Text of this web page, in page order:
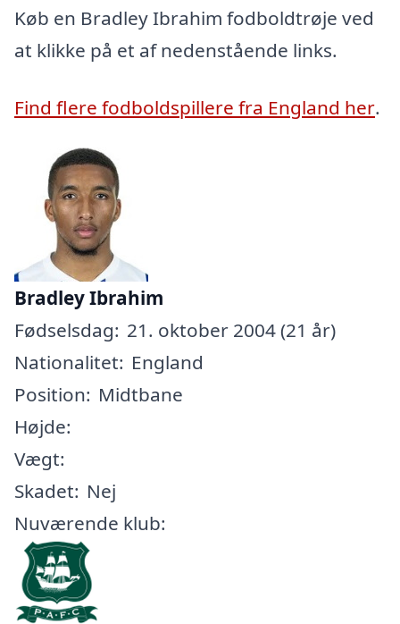
Køb en Bradley Ibrahim fodboldtrøje ved
at klikke på et af nedenstående links.
Find flere fodboldspillere fra England her.
Bradley Ibrahim
Fødselsdag: 21. oktober 2004 (21 år)
Nationalitet: England
Position: Midtbane
Højde:
Vægt:
Skadet: Nej
Nuværende klub: